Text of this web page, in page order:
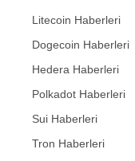
Litecoin Haberleri
Dogecoin Haberleri
Hedera Haberleri
Polkadot Haberleri
Sui Haberleri
Tron Haberleri